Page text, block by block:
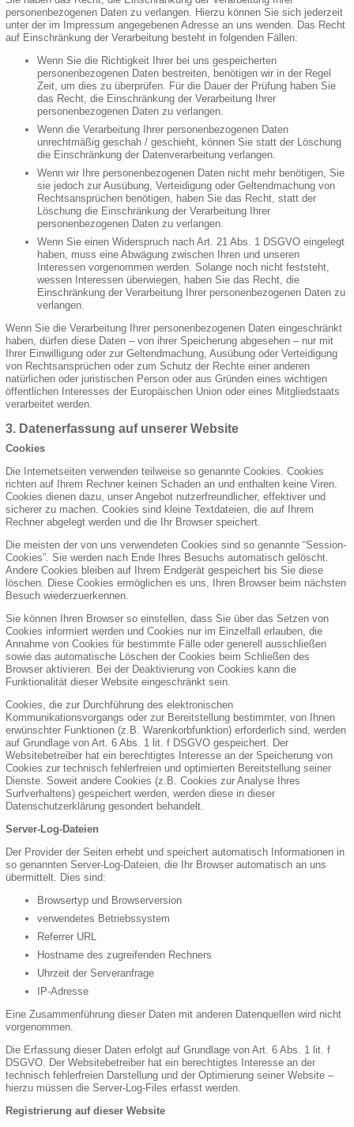
personenbezogenen Daten zu verlangen. Hierzu können Sie sich jederzeit
unter der im Impressum angegebenen Adresse an uns wenden. Das Recht
auf Einschränkung der Verarbeitung besteht in folgenden Fällen:
Wenn Sie die Richtigkeit Ihrer bei uns gespeicherten
personenbezogenen Daten bestreiten, benötigen wir in der Regel
Zeit, um dies zu überprüfen. Für die Dauer der Prüfung haben Sie
das Recht, die Einschränkung der Verarbeitung Ihrer
personenbezogenen Daten zu verlangen.
Wenn die Verarbeitung Ihrer personenbezogenen Daten
unrechtmäßig geschah / geschieht, können Sie statt der Löschung
die Einschränkung der Datenverarbeitung verlangen.
Wenn wir Ihre personenbezogenen Daten nicht mehr benötigen, Sie
sie jedoch zur Ausübung, Verteidigung oder Geltendmachung von
Rechtsansprüchen benötigen, haben Sie das Recht, statt der
Löschung die Einschränkung der Verarbeitung Ihrer
personenbezogenen Daten zu verlangen.
Wenn Sie einen Widerspruch nach Art. 21 Abs. 1 DSGVO eingelegt
haben, muss eine Abwägung zwischen Ihren und unseren
Interessen vorgenommen werden. Solange noch nicht feststeht,
wessen Interessen überwiegen, haben Sie das Recht, die
Einschränkung der Verarbeitung Ihrer personenbezogenen Daten zu
verlangen.
Wenn Sie die Verarbeitung Ihrer personenbezogenen Daten eingeschränkt
haben, dürfen diese Daten – von ihrer Speicherung abgesehen – nur mit
Ihrer Einwilligung oder zur Geltendmachung, Ausübung oder Verteidigung
von Rechtsansprüchen oder zum Schutz der Rechte einer anderen
natürlichen oder juristischen Person oder aus Gründen eines wichtigen
öffentlichen Interesses der Europäischen Union oder eines Mitgliedstaats
verarbeitet werden.
3. Datenerfassung auf unserer Website
Cookies
Die Internetseiten verwenden teilweise so genannte Cookies. Cookies
richten auf Ihrem Rechner keinen Schaden an und enthalten keine Viren.
Cookies dienen dazu, unser Angebot nutzerfreundlicher, effektiver und
sicherer zu machen. Cookies sind kleine Textdateien, die auf Ihrem
Rechner abgelegt werden und die Ihr Browser speichert.
Die meisten der von uns verwendeten Cookies sind so genannte “Session-
Cookies”. Sie werden nach Ende Ihres Besuchs automatisch gelöscht.
Andere Cookies bleiben auf Ihrem Endgerät gespeichert bis Sie diese
löschen. Diese Cookies ermöglichen es uns, Ihren Browser beim nächsten
Besuch wiederzuerkennen.
Sie können Ihren Browser so einstellen, dass Sie über das Setzen von
Cookies informiert werden und Cookies nur im Einzelfall erlauben, die
Annahme von Cookies für bestimmte Fälle oder generell ausschließen
sowie das automatische Löschen der Cookies beim Schließen des
Browser aktivieren. Bei der Deaktivierung von Cookies kann die
Funktionalität dieser Website eingeschränkt sein.
Cookies, die zur Durchführung des elektronischen
Kommunikationsvorgangs oder zur Bereitstellung bestimmter, von Ihnen
erwünschter Funktionen (z.B. Warenkorbfunktion) erforderlich sind, werden
auf Grundlage von Art. 6 Abs. 1 lit. f DSGVO gespeichert. Der
Websitebetreiber hat ein berechtigtes Interesse an der Speicherung von
Cookies zur technisch fehlerfreien und optimierten Bereitstellung seiner
Dienste. Soweit andere Cookies (z.B. Cookies zur Analyse Ihres
Surfverhaltens) gespeichert werden, werden diese in dieser
Datenschutzerklärung gesondert behandelt.
Server-Log-Dateien
Der Provider der Seiten erhebt und speichert automatisch Informationen in
so genannten Server-Log-Dateien, die Ihr Browser automatisch an uns
übermittelt. Dies sind:
Browsertyp und Browserversion
verwendetes Betriebssystem
Referrer URL
Hostname des zugreifenden Rechners
Uhrzeit der Serveranfrage
IP-Adresse
Eine Zusammenführung dieser Daten mit anderen Datenquellen wird nicht
vorgenommen.
Die Erfassung dieser Daten erfolgt auf Grundlage von Art. 6 Abs. 1 lit. f
DSGVO. Der Websitebetreiber hat ein berechtigtes Interesse an der
technisch fehlerfreien Darstellung und der Optimierung seiner Website –
hierzu müssen die Server-Log-Files erfasst werden.
Registrierung auf dieser Website